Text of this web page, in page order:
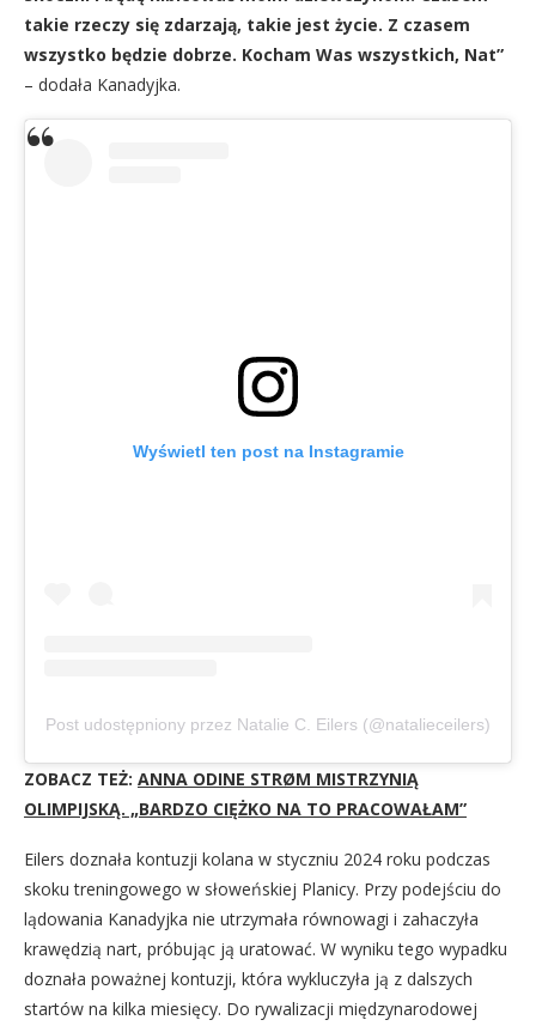
takie rzeczy się zdarzają, takie jest życie. Z czasem
wszystko będzie dobrze. Kocham Was wszystkich, Nat”
– dodała Kanadyjka.
Wyświetl ten post na Instagramie
Post udostępniony przez Natalie C. Eilers (@natalieceilers)
ZOBACZ TEŻ: ANNA ODINE STRØM MISTRZYNIĄ
OLIMPIJSKĄ. „BARDZO CIĘŻKO NA TO PRACOWAŁAM”
Eilers doznała kontuzji kolana w styczniu 2024 roku podczas
skoku treningowego w słoweńskiej Planicy. Przy podejściu do
lądowania Kanadyjka nie utrzymała równowagi i zahaczyła
krawędzią nart, próbując ją uratować. W wyniku tego wypadku
doznała poważnej kontuzji, która wykluczyła ją z dalszych
startów na kilka miesięcy. Do rywalizacji międzynarodowej